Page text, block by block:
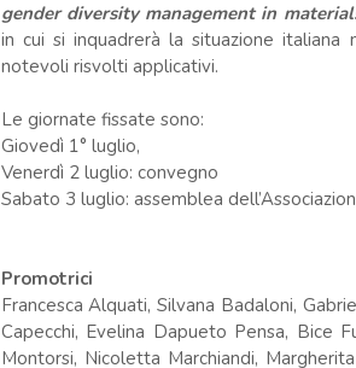
gender diversity management in
in cui si inquadrerà la situazione
notevoli risvolti applicativi.
Le giornate fissate sono:
Giovedì 1° luglio,
Venerdì 2 luglio: convegno
Sabato 3 luglio: assemblea
Promotrici
Francesca Alquati, Silvana Badaloni,
Capecchi, Evelina Dapueto Pensa, Bice
Montorsi, Nicoletta Marchiandi,